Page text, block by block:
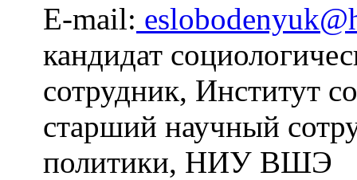
E-mail:
кандидат
сотрудник,
старший научный
политики, НИУ ВШЭ